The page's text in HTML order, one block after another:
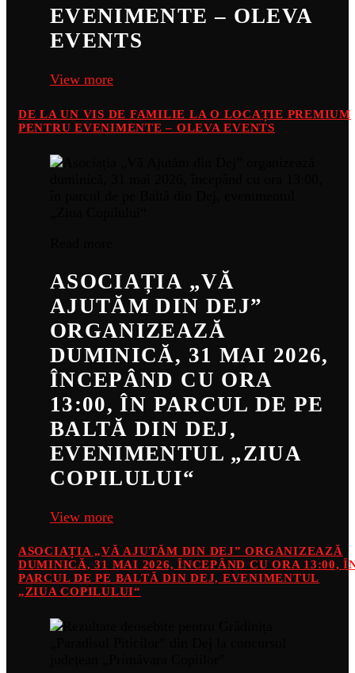
EVENIMENTE – OLEVA
EVENTS
View more
DE LA UN VIS DE FAMILIE LA O LOCAȚIE PREMIUM
PENTRU EVENIMENTE – OLEVA EVENTS
ASOCIAȚIA „VĂ
AJUTĂM DIN DEJ”
ORGANIZEAZĂ
DUMINICĂ, 31 MAI 2026,
ÎNCEPÂND CU ORA
13:00, ÎN PARCUL DE PE
BALTĂ DIN DEJ,
EVENIMENTUL „ZIUA
COPILULUI“
View more
ASOCIAȚIA „VĂ AJUTĂM DIN DEJ” ORGANIZEAZĂ
DUMINICĂ, 31 MAI 2026, ÎNCEPÂND CU ORA 13:00,
PARCUL DE PE BALTĂ DIN DEJ, EVENIMENTUL
„ZIUA COPILULUI“